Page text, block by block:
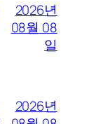
2026년
08월 08
일
2026년